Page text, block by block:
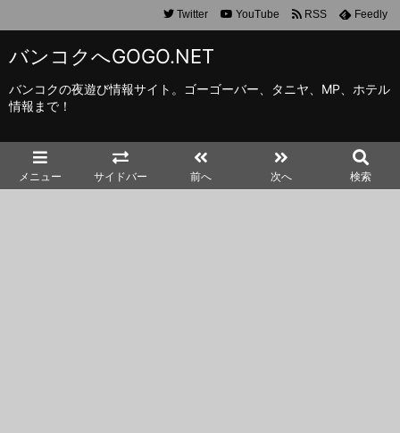
バンコクへGOGO.NET
バンコクの夜遊び情報サイト。ゴーゴーバー、タニヤ、MP、ホテル
情報まで！
メニュー サイドバー 前へ 次へ 検索
Twitter YouTube RSS Feedly